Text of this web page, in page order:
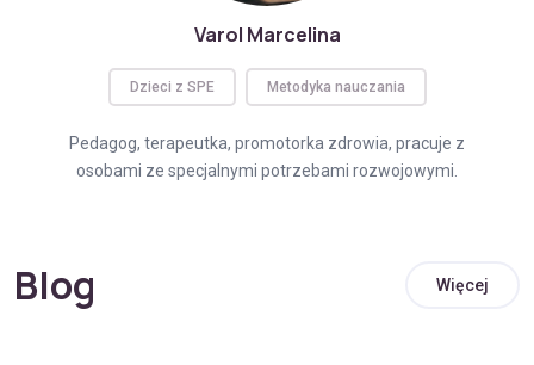
Varol Marcelina
Dzieci z SPE Metodyka nauczania
Pedagog, terapeutka, promotorka zdrowia, pracuje z
osobami ze specjalnymi potrzebami rozwojowymi.
Blog Więcej